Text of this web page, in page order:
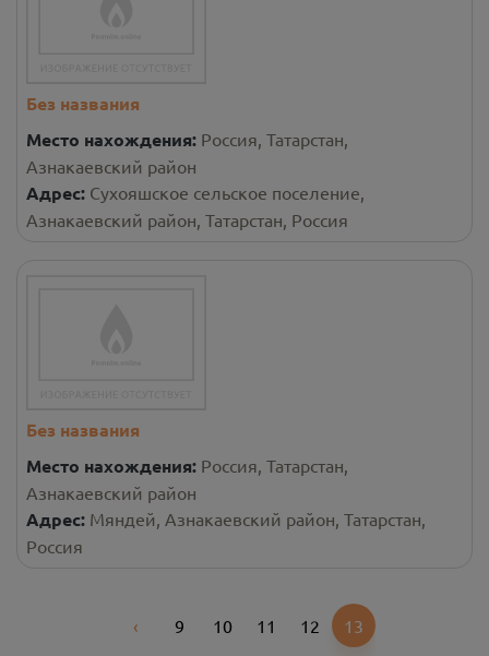
Без названия
Место нахождения: Россия, Татарстан,
Азнакаевский район
Адрес: Сухояшское сельское поселение,
Азнакаевский район, Татарстан, Россия
Без названия
Место нахождения: Россия, Татарстан,
Азнакаевский район
Адрес: Мяндей, Азнакаевский район, Татарстан,
Россия
‹Previous
9 10 11 12
13